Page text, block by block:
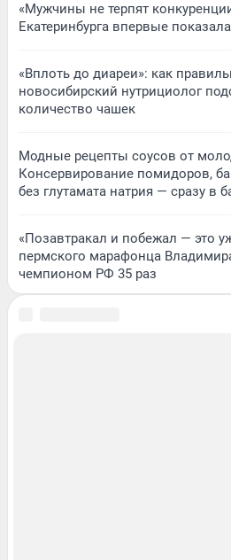
«Мужчины не терпят
Екатеринбурга впервые
«Вплоть до диареи»: как
новосибирский нутрициолог
количество чашек
Модные рецепты соусов от
Консервирование помидоров,
без глутамата натрия — сразу в
«Позавтракал и побежал — это
пермского марафонца
чемпионом РФ 35 раз